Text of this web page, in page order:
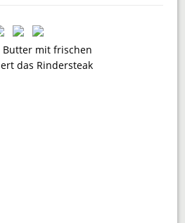
Butter mit frischen
das Rindersteak